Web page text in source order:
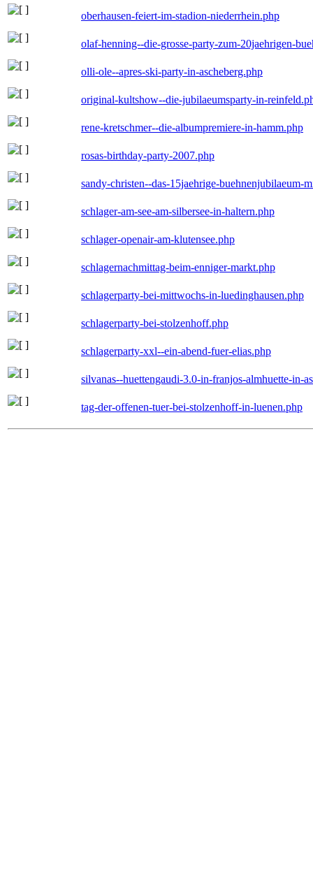
oberhausen-feiert-im-stadion-niederrhein.php
olaf-henning--die-grosse-party-zum-20jaehrigen-
olli-ole--apres-ski-party-in-ascheberg.php
original-kultshow--die-jubilaeumsparty-in-
rene-kretschmer--die-albumpremiere-in-hamm.php
rosas-birthday-party-2007.php
sandy-christen--das-15jaehrige-buehnenjubilaeum-
schlager-am-see-am-silbersee-in-haltern.php
schlager-openair-am-klutensee.php
schlagernachmittag-beim-enniger-markt.php
schlagerparty-bei-mittwochs-in-luedinghausen.php
schlagerparty-bei-stolzenhoff.php
schlagerparty-xxl--ein-abend-fuer-elias.php
silvanas--huettengaudi-3.0-in-franjos-almhuette-in-
tag-der-offenen-tuer-bei-stolzenhoff-in-luenen.php